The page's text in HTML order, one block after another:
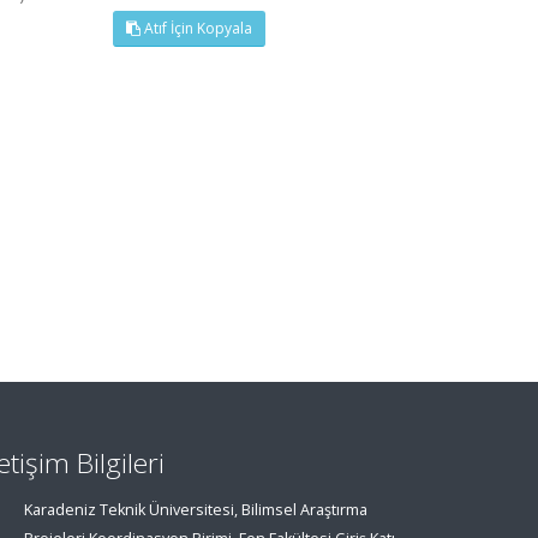
Atıf İçin Kopyala
Bilgileri
Karadeniz Teknik Üniversitesi, Bilimsel Araştırma